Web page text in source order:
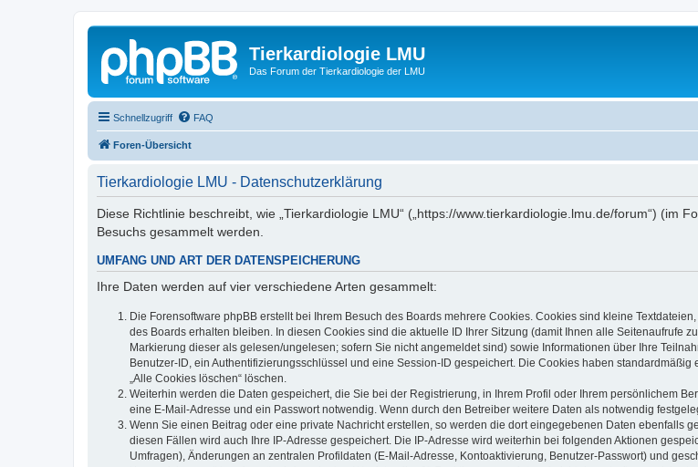
Tierkardiologie LMU
Das Forum der Tierkardiologie der LMU
Schnellzugriff FAQ
Foren-Übersicht
Tierkardiologie LMU - Datenschutzerklärung
Diese Richtlinie beschreibt, wie „Tierkardiologie LMU“ („https://www.tierkardiologie.lmu.de/forum“) (im
Besuchs gesammelt werden.
UMFANG UND ART DER DATENSPEICHERUNG
Ihre Daten werden auf vier verschiedene Arten gesammelt:
Die Forensoftware phpBB erstellt bei Ihrem Besuch des Boards mehrere Cookies. Cookies sind kleine
des Boards erhalten bleiben. In diesen Cookies sind die aktuelle ID Ihrer Sitzung (damit Ihnen alle Seitenaufrufe
Markierung dieser als gelesen/ungelesen; sofern Sie nicht angemeldet sind) sowie Informationen über Ihre
Benutzer-ID, ein Authentifizierungsschlüssel und eine Session-ID gespeichert. Die Cookies haben
„Alle Cookies löschen“ löschen.
Weiterhin werden die Daten gespeichert, die Sie bei der Registrierung, in Ihrem Profil oder Ihrem persönlichem
eine E-Mail-Adresse und ein Passwort notwendig. Wenn durch den Betreiber weitere Daten als notwendig
Wenn Sie einen Beitrag oder eine private Nachricht erstellen, so werden die dort eingegebenen Daten ebenfalls
diesen Fällen wird auch Ihre IP-Adresse gespeichert. Die IP-Adresse wird weiterhin bei folgenden Aktionen
Umfragen), Änderungen an zentralen Profildaten (E-Mail-Adresse, Kontoaktivierung, Benutzer-Passwort) und